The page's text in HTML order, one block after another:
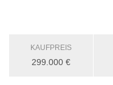
KAUFPREIS
299.000 €